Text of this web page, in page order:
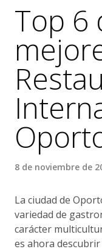
Top 6
8 de noviembre de
La ciudad de
variedad de
carácter
es ahora